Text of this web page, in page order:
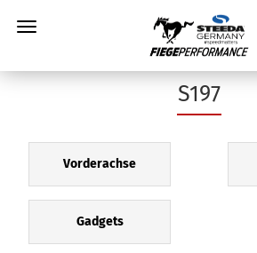
S197
Vorderachse
Gadgets